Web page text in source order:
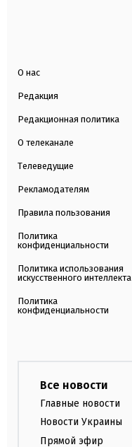
О нас
Редакция
Редакционная политика
О телеканале
Телеведущие
Рекламодателям
Правила пользования
Политика
конфиденциальности
Политика использования
искусственного интеллекта
Политика
конфиденциальности
Все новости
Главные новости
Новости Украины
Прямой эфир